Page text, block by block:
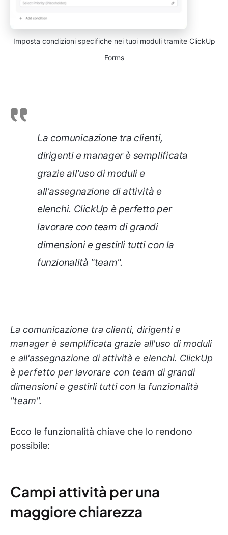
Imposta condizioni specifiche nei tuoi moduli tramite ClickUp
Forms
La comunicazione tra clienti,
dirigenti e manager è semplificata
grazie all'uso di moduli e
all'assegnazione di attività e
elenchi. ClickUp è perfetto per
lavorare con team di grandi
dimensioni e gestirli tutti con la
funzionalità "team".
La comunicazione tra clienti, dirigenti e
manager è semplificata grazie all'uso di moduli
e all'assegnazione di attività e elenchi. ClickUp
è perfetto per lavorare con team di grandi
dimensioni e gestirli tutti con la funzionalità
"team".
Ecco le funzionalità chiave che lo rendono
possibile:
Campi attività per una
maggiore chiarezza